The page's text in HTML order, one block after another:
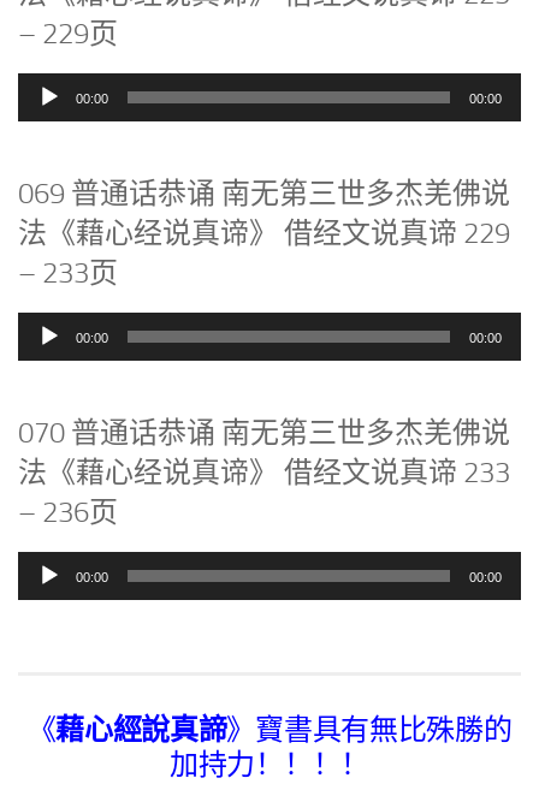
– 229页
器
00:00 00:00
069 普通话恭诵 南无第三世多杰羌佛说
法《藉心经说真谛》 借经文说真谛 229
– 233页
器
00:00 00:00
070 普通话恭诵 南无第三世多杰羌佛说
法《藉心经说真谛》 借经文说真谛 233
– 236页
00:00 00:00
《藉心經說真諦》寶書具有無比殊勝的
加持力！！！！